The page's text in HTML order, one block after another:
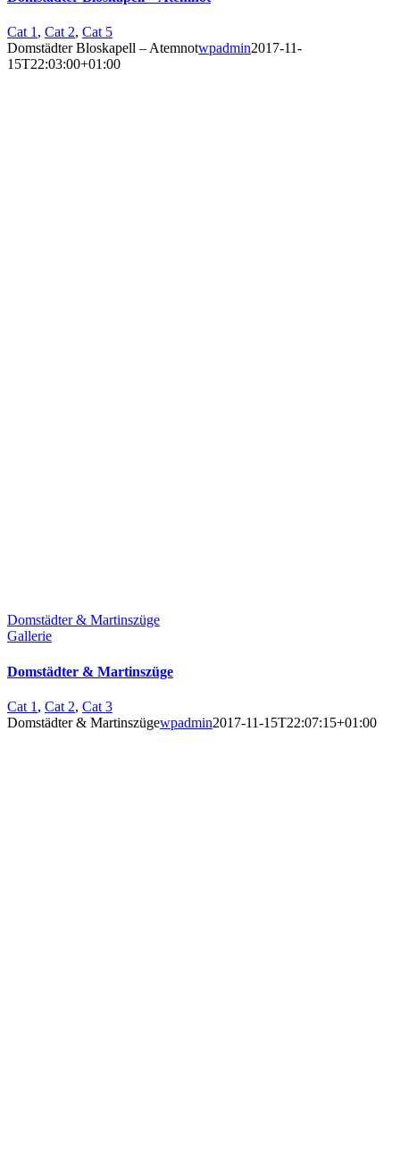
Cat 1 , Cat 2, Cat 5
Domstädter Bloskapell – Atemnotwpadmin2017-11-
15T22:03:00+01:00
Domstädter & Martinszüge
Gallerie
Domstädter & Martinszüge
Cat 1 , Cat 2, Cat 3
Domstädter & Martinszügewpadmin2017-11-15T22:07:15+01:00